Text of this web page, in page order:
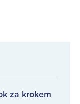
za krokem